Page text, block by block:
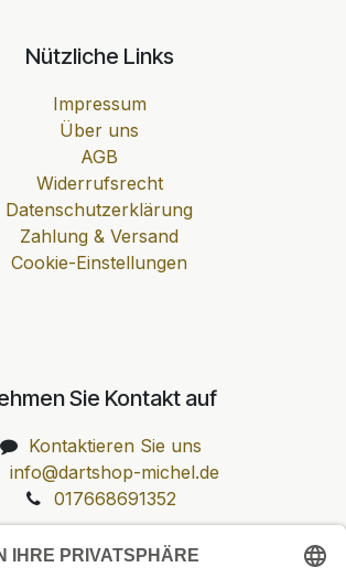
Nützliche Links
Impressum
Über uns
AGB
Widerrufsrecht
Datenschutzerklärung
Zahlung & Versand
Cookie-Einstellungen
Sie Kontakt auf
Kontaktieren Sie uns
info@dartshop-michel.de
017668691352